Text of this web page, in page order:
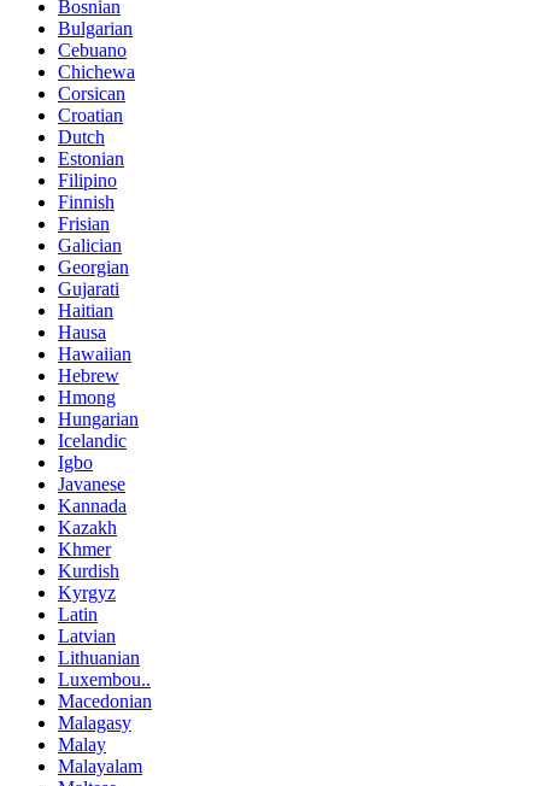
Bosnian
Bulgarian
Cebuano
Chichewa
Corsican
Croatian
Dutch
Estonian
Filipino
Finnish
Frisian
Galician
Georgian
Gujarati
Haitian
Hausa
Hawaiian
Hebrew
Hmong
Hungarian
Icelandic
Igbo
Javanese
Kannada
Kazakh
Khmer
Kurdish
Kyrgyz
Latin
Latvian
Lithuanian
Luxembou..
Macedonian
Malagasy
Malay
Malayalam